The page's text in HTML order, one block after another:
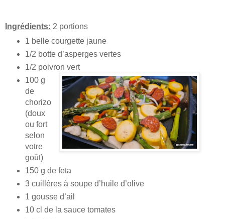
Ingrédients: 2 portions
1 belle courgette jaune
1/2 botte d’asperges vertes
1/2 poivron vert
100 g
de
chorizo
(doux
ou fort
selon
votre
goût)
150 g de feta
3 cuillères à soupe d’huile d’olive
1 gousse d’ail
10 cl de la sauce tomates